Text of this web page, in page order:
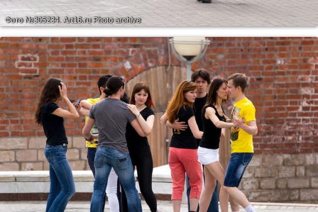
Фото №305234.Art16.ru Photo archive